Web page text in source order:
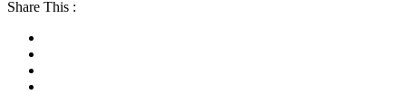
Share This :